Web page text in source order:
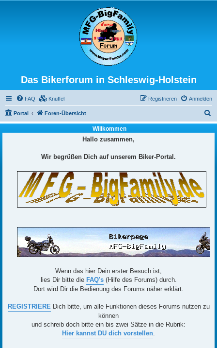
Das Bikerforum in Schleswig-Holstein
FAQ Knuffel Anmelden
Registrieren
Portal Foren-Übersicht
u
Willkommen
Hallo zusammen,
Wir begrüßen Dich auf unserem Biker-Portal.
Wenn das hier Dein erster Besuch ist,
lies Dir bitte die FAQ's(Hilfe des Forums) durch.
Dort wird Dir die Bedienung des Forums näher erklärt.
REGISTRIEREDich bitte, um alle Funktionen dieses Forums nutzen zu
können
und schreib doch bitte ein bis zwei Sätze in die Rubrik:
Hier kannst DU dich vorstellen.